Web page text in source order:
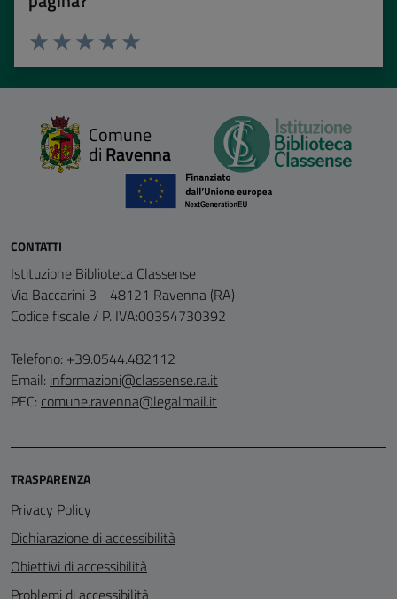
Valuta 5 stelle su 5
Valuta 4 stelle su 5
Valuta 3 stelle su 5
Valuta 2 stelle su 5
Valuta 1 stelle su 5
Comune
diRavenna
CONTATTI
Istituzione Biblioteca Classense
Via Baccarini 3 - 48121 Ravenna (RA)
Codice fiscale / P. IVA:00354730392
Telefono: +39.0544.482112
Email: informazioni@classense.ra.it
PEC: comune.ravenna@legalmail.it
TRASPARENZA
Privacy Policy
Dichiarazione di accessibilità
Obiettivi di accessibilità
Problemi di accessibilità